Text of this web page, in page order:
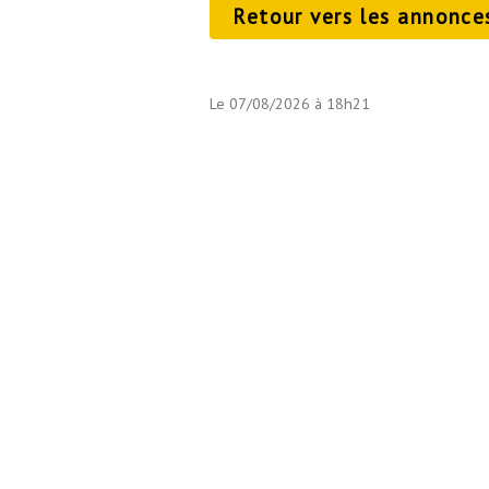
Retour vers les
Le 07/08/2026 à 18h21